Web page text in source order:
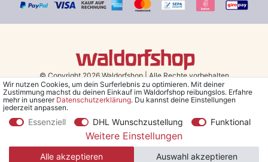
© Copyright 2026 Waldorfshop|Alle Rechte vorbehalten.
Bestellungen mit Prio Versand bis 13 Uhr, garantierter Versand am
*Kostenlose Lieferung in Deutschland und Österreich ab 79 €.
nur für Sparversand - ausgenommen Sperrgut und Speditionsware)
**Den 5€ Gutschein erhältst du nach Bestätigung des Newsletters
Wir nutzen Cookies, um dein Surferlebnis zu optimieren. Mit deiner
Zustimmung machst du deinen Einkauf im Waldorfshop reibungslos. Erfahre
mehr in unserer Daten­schutz­erklärung. Du kannst deine Einstellungen
jederzeit anpassen.
Essenziell DHL Wunschzustellung Funktional
Weitere Einstellungen
Alle akzeptieren Auswahl akzeptieren